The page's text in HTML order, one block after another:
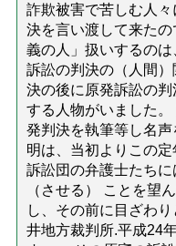
詐欺被害で苦しむ人
決を言い渡して来た
義の人」扱いするの
訴訟の判決の（人間
決の後に原発訴訟の
する人物がいました
発判決を執筆等し名
明は、当初よりこの
訴訟団の弁護士たち
（させる） ことを望
し、その前に目ざわ
井地方裁判所.平成24